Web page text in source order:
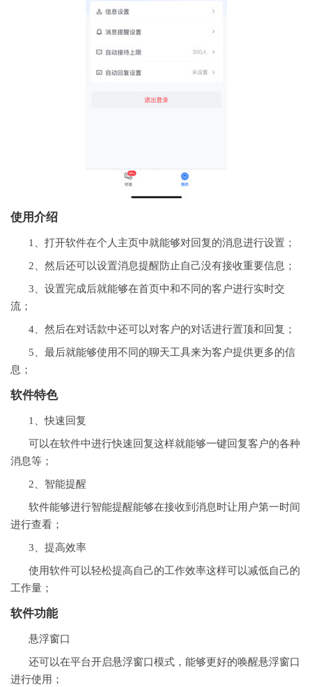
使用介绍
1、打开软件在个人主页中就能够对回复的消息进行设置；
2、然后还可以设置消息提醒防止自己没有接收重要信息；
3、设置完成后就能够在首页中和不同的客户进行实时交
流；
4、然后在对话款中还可以对客户的对话进行置顶和回复；
5、最后就能够使用不同的聊天工具来为客户提供更多的信
息；
软件特色
1、快速回复
可以在软件中进行快速回复这样就能够一键回复客户的各种
消息等；
2、智能提醒
软件能够进行智能提醒能够在接收到消息时让用户第一时间
进行查看；
3、提高效率
使用软件可以轻松提高自己的工作效率这样可以减低自己的
工作量；
软件功能
悬浮窗口
还可以在平台开启悬浮窗口模式，能够更好的唤醒悬浮窗口
进行使用；